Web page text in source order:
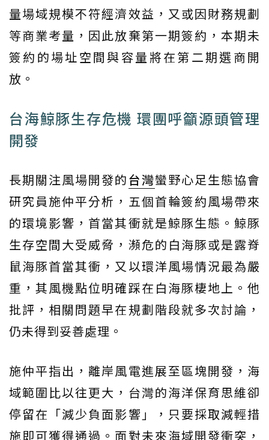
量場域規模不符經濟效益，又或因財務規劃
等商業考量，因此放棄第一期簽約，本期未
簽約的場址空間與容量將在第二期選商開
放。
台海鯨豚生存危機 環團呼籲源頭管理
開發
長期關注風場開發的台灣蠻野心足生態協會
研究員施仲平分析，五個首輪簽約風場帶來
的環境影響，首當其衝就是鯨豚生態。鯨豚
生存空間大受威脅，瀕危的白海豚或是露脊
鼠海豚首當其衝，又以環洋風場情況最為嚴
重，其風機點位明確踩在白海豚棲地上。他
批評，相關問題早在規劃階段就多次討論，
仍未得到妥善處理。
施仲平指出，離岸風電進展至區塊開發，海
域範圍比以往更大，台灣的海洋保育思維卻
停留在「減少負面影響」，只要採取減輕措
施即可獲得通過。面對未來海域開發衝突，